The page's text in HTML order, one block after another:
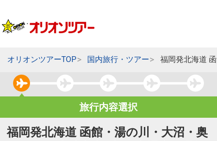
オリオンツアーTOP 国内旅行・ツアー 福岡発北海道
旅行内容選択
福岡発北海道 函館・湯の川・大沼・奥